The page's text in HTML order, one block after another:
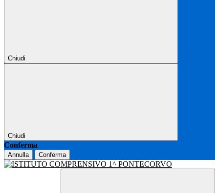
Chiudi
Chiudi
Conferma
Annulla Conferma